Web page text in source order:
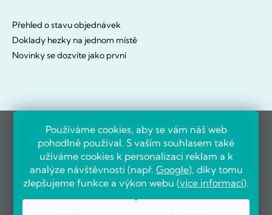
Používáme cookies, aby se vám náš web
pohodlně používal. S vaším souhlasem také
užíváme cookies k personalizaci reklam a k
analýze návštěvnosti (např. Google), díky tomu
zlepšujeme funkce a výkon webu (více informací).
Přehled o stavu objednávek
Doklady hezky na jednom místě
Novinky se dozvíte jako první